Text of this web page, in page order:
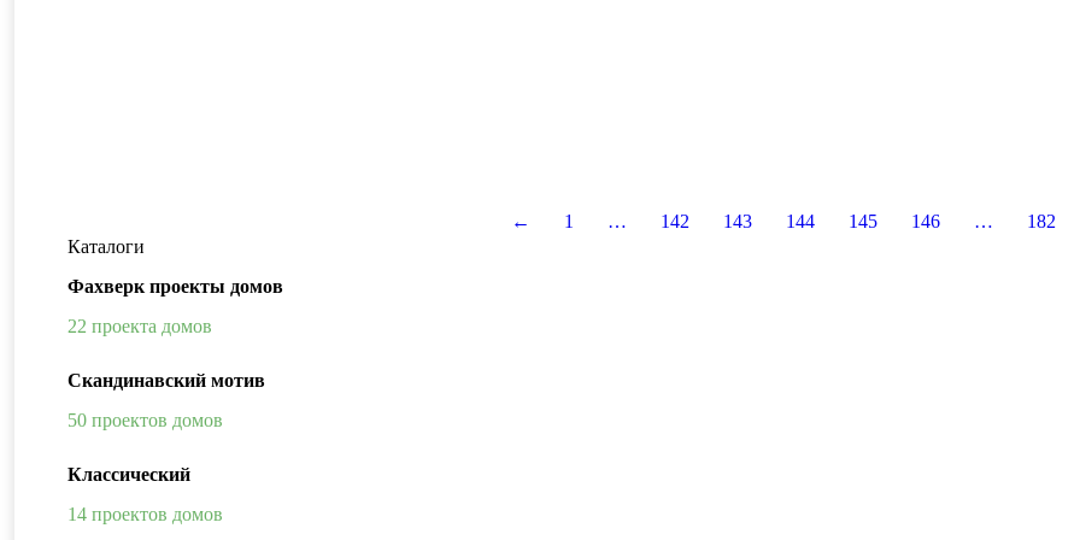
← 1 … 142 143 144 145 146 …
182
Каталоги
Фахверк проекты домов
22 проекта домов
Скандинавский мотив
50 проектов домов
Классический
14 проектов домов